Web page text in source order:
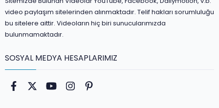
video paylaşım sitelerinden alınmaktadır. Telif hakları sorumluluğu
bu sitelere aittir. Videoların hiç biri sunucularımızda
bulunmamaktadır.
SOSYAL MEDYA HESAPLARIMIZ
Facebook
Twitter youtubeInstagram